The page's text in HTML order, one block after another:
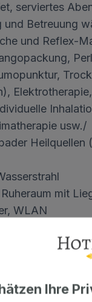
serviertes
Betreuung
und Reflex-
usw./
mit
WLAN
Ihre